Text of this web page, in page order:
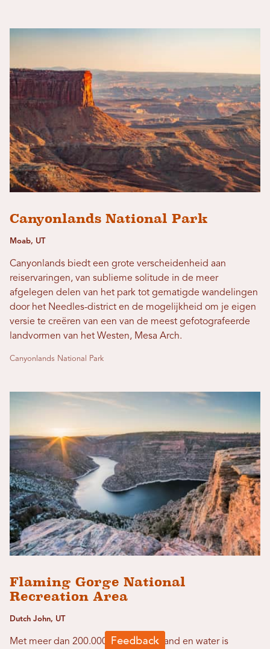
Canyonlands National Park
Moab, UT
Canyonlands biedt een grote verscheidenheid aan
reiservaringen, van sublieme solitude in de meer
afgelegen delen van het park tot gematigde wandelingen
door het Needles-district en de mogelijkheid om je eigen
versie te creëren van een van de meest gefotografeerde
landvormen van het Westen, Mesa Arch.
Canyonlands National Park
Flaming Gorge National
Recreation Area
Dutch John, UT
Met meer dan 200.000 hectare aan land en water is